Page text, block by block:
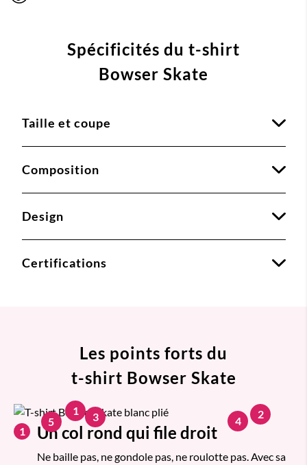
Spécificités du t-shirt
Bowser Skate
Taille et coupe
Composition
Design
Certifications
Les points forts du
t-shirt Bowser Skate
1 Un col rond qui file droit
Ne baille pas, ne gondole pas, ne roulotte pas. Avec sa
1 2
3 4
5